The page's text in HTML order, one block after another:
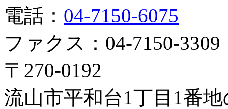
電話： 04-7150-6075
ファクス：04-7150-3309
〒270-0192
流山市平和台1丁目1番